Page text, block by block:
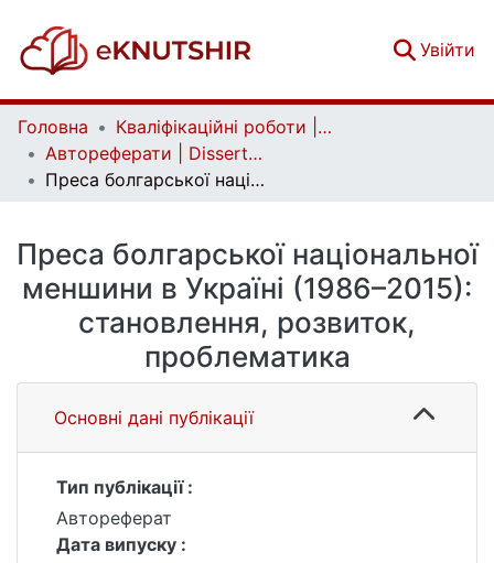
Увійти
Головна
Кваліфікаційні роботи | Qualifying works
Автореферати | Dissertation abstract
Преса болгарської національної меншини в Україні (1986–2015): становлення, розвиток, проблематика
Преса болгарської національної
меншини в Україні (1986–2015):
становлення, розвиток,
проблематика
Основні дані публікації
Тип публікації :
Автореферат
Дата випуску :